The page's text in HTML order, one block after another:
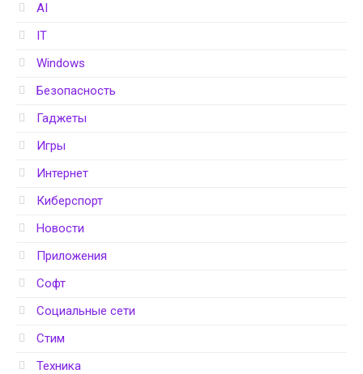
AI
IT
Windows
Безопасность
Гаджеты
Игры
Интернет
Киберспорт
Новости
Приложения
Софт
Социальные сети
Стим
Техника